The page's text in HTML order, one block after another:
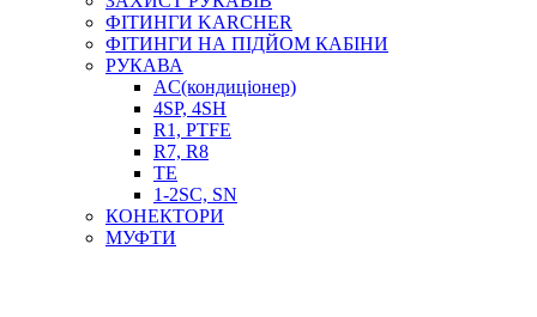
ФІТИНГИ KARCHER
ФІТИНГИ НА ПІДЙОМ КАБІНИ
РУКАВА
AC(кондиціонер)
4SP, 4SH
R1, PTFE
R7, R8
TE
1-2SC, SN
КОНЕКТОРИ
МУФТИ